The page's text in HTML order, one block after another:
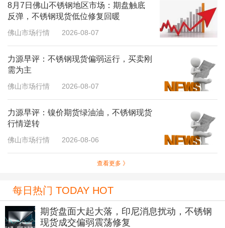
8月7日佛山不锈钢地区市场：期盘触底
反弹，不锈钢现货低位修复回暖
佛山市场行情 2026-08-07
力源早评：不锈钢现货偏弱运行，买卖刚
需为主
佛山市场行情 2026-08-07
力源早评：镍价期货绿油油，不锈钢现货
行情逆转
佛山市场行情 2026-08-06
查看更多 》
每日热门 TODAY HOT
期货盘面大起大落，印尼消息扰动，不锈钢
现货成交偏弱震荡修复